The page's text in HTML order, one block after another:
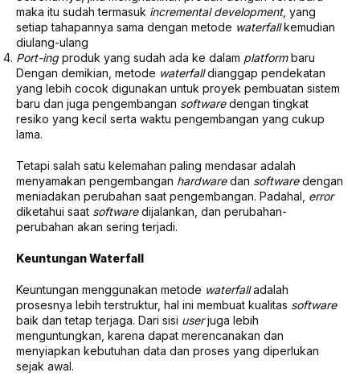
maka itu sudah termasuk incremental development, yang
setiap tahapannya sama dengan metode waterfallkemudian
diulang-ulang
Port-ingproduk yang sudah ada ke dalam platformbaru
Dengan demikian, metode waterfalldianggap pendekatan
yang lebih cocok digunakan untuk proyek pembuatan sistem
baru dan juga pengembangan softwaredengan tingkat
resiko yang kecil serta waktu pengembangan yang cukup
lama.
Tetapi salah satu kelemahan paling mendasar adalah
menyamakan pengembangan hardwaredan softwaredengan
meniadakan perubahan saat pengembangan. Padahal, error
diketahui saat softwaredijalankan, dan perubahan-
perubahan akan sering terjadi.
Keuntungan Waterfall
Keuntungan menggunakan metode waterfalladalah
prosesnya lebih terstruktur, hal ini membuat kualitas software
baik dan tetap terjaga. Dari sisi userjuga lebih
menguntungkan, karena dapat merencanakan dan
menyiapkan kebutuhan data dan proses yang diperlukan
sejak awal.